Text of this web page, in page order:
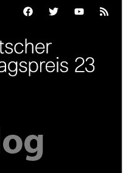
FacebookTwitterYoutubeFeed